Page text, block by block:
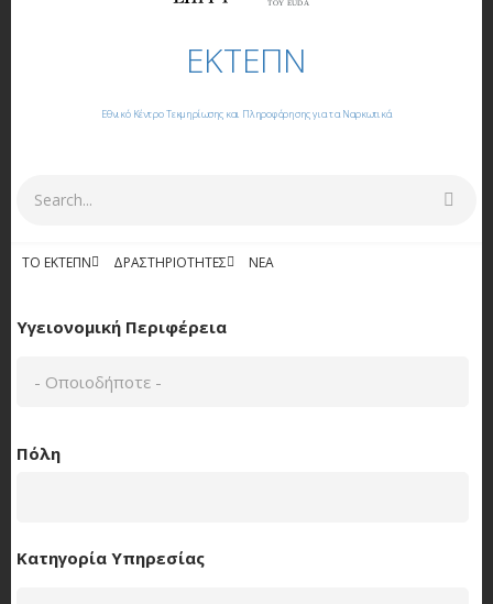
ΤΟΥ EUDA
ΕΚΤΕΠΝ
Εθνικό Κέντρο Τεκμηρίωσης και Πληροφόρησης για τα Ναρκωτικά
ΤΟ ΕΚΤΕΠΝ ΔΡΑΣΤΗΡΙΌΤΗΤΕΣ NΈΑ
Υγειονομική Περιφέρεια
Πόλη
Κατηγορία Υπηρεσίας